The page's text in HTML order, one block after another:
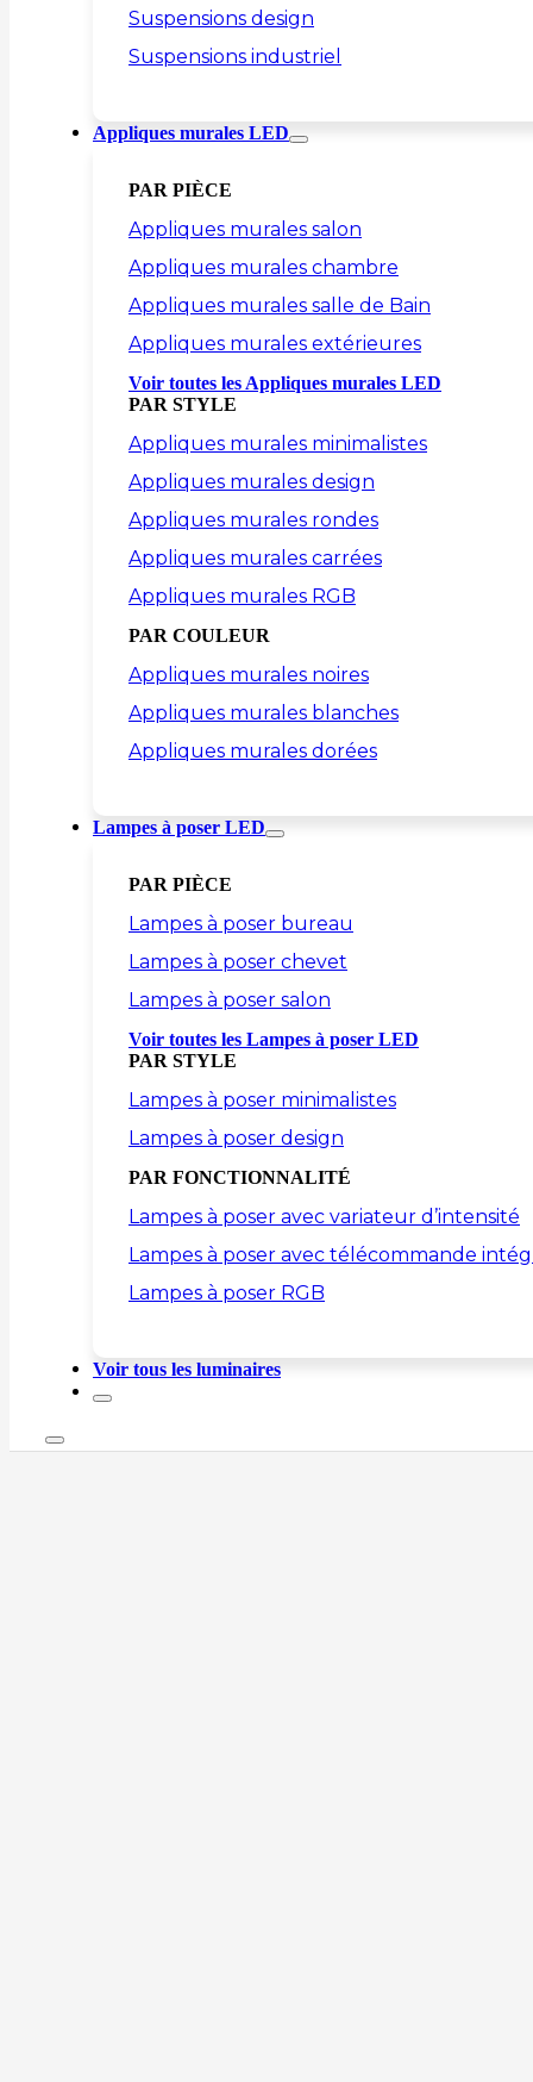
Suspensions design
Suspensions industriel
Appliques murales LED
PAR PIÈCE
Appliques murales salon
Appliques murales chambre
Appliques murales salle de Bain
Appliques murales extérieures
Voir toutes les Appliques murales LED
PAR STYLE
Appliques murales minimalistes
Appliques murales design
Appliques murales rondes
Appliques murales carrées
Appliques murales RGB
PAR COULEUR
Appliques murales noires
Appliques murales blanches
Appliques murales dorées
Lampes à poser LED
PAR PIÈCE
Lampes à poser bureau
Lampes à poser chevet
Lampes à poser salon
Voir toutes les Lampes à poser LED
PAR STYLE
Lampes à poser minimalistes
Lampes à poser design
PAR FONCTIONNALITÉ
Lampes à poser avec variateur d’intensité
Lampes à poser avec télécommande
Lampes à poser RGB
Voir tous les luminaires